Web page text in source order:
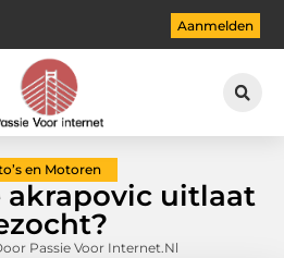
Aanmelden
en Motoren
akrapovic uitlaat
Passie Voor Internet.nl